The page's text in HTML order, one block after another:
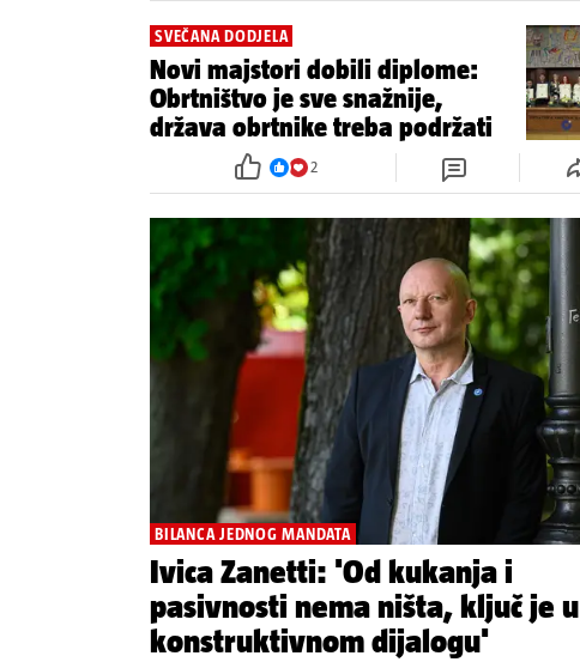
SVEČANA DODJELA
Novi majstori dobili diplome:
Obrtništvo je sve snažnije,
država obrtnike treba podržati
2
BILANCA JEDNOG MANDATA
Ivica Zanetti: 'Od kukanja i
pasivnosti nema ništa, ključ je u
konstruktivnom dijalogu'